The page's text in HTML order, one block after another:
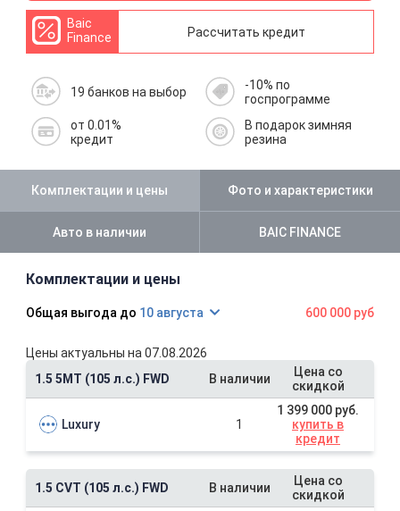
Baic
Finance
Рассчитать кредит
19 банков на выбор
-10% по
госпрограмме
от 0.01%
кредит
В подарок зимняя
резина
Комплектации и цены Фото и характеристики
Авто в наличии BAIC FINANCE
Комплектации и цены
10 августа 600 000 руб
Цены актуальны на 07.08.2026
1.5 5MT (105 л.с.) FWD
В наличии
Цена со
скидкой
Luxury 1
1 399 000 руб.
купить в
кредит
1.5 CVT (105 л.с.) FWD В наличии
Цена со
скидкой